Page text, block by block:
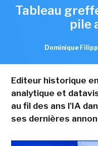
Tableau
pile
Dominique
Editeur historique
analytique et
au fil des ans l'IA
ses dernières